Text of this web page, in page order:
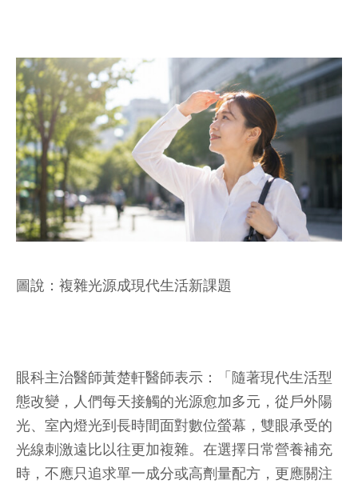
圖說：複雜光源成現代生活新課題
眼科主治醫師黃楚軒醫師表示：「隨著現代生活型
態改變，人們每天接觸的光源愈加多元，從戶外陽
光、室內燈光到長時間面對數位螢幕，雙眼承受的
光線刺激遠比以往更加複雜。在選擇日常營養補充
時，不應只追求單一成分或高劑量配方，更應關注